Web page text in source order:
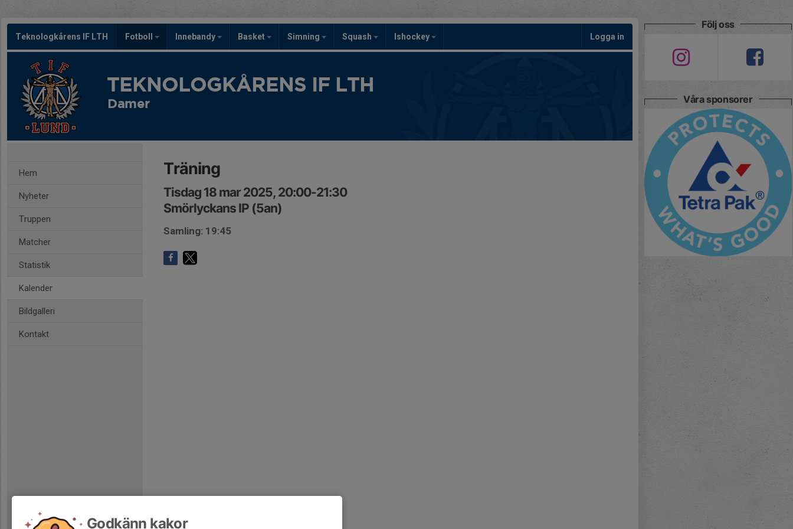
Teknologkårens IF LTH Fotboll Innebandy Basket Simning Squash Ishockey Logga in
TEKNOLOGKÅRENS IF LTH
Damer
Hem
Nyheter
Truppen
Matcher
Statistik
Kalender
Bildgalleri
Kontakt
Träning
Tisdag 18 mar 2025, 20:00-21:30
Smörlyckans IP (5an)
Samling: 19:45
Följ oss
Våra sponsorer
Godkänn kakor